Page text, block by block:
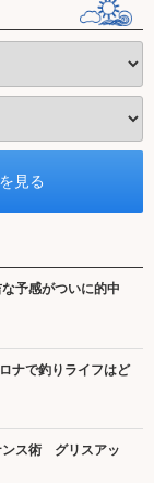
予感がついに的中
ナで釣りライフはど
ンス術 グリスアッ